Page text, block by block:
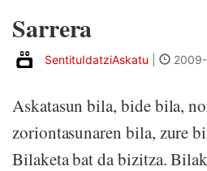
Sarrera
SentituIdatziAskatu
Askatasun bila, bide bila,
zoriontasunaren bila, zure
Bilaketa bat da bizitza.